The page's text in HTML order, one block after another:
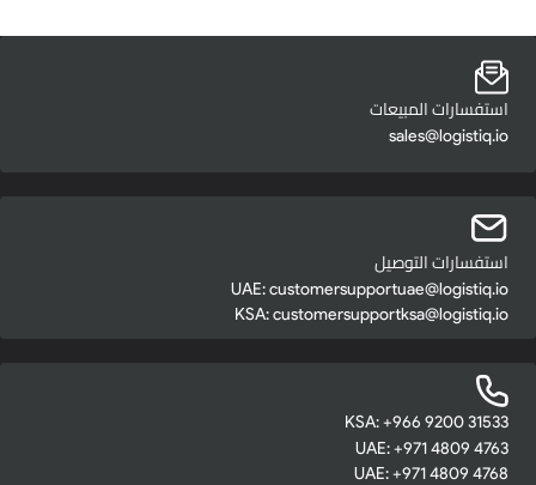
استفسارات المبيعات
sales@logistiq.io
استفسارات التوصيل
UAE:customersupportuae@logistiq.io
KSA:customersupportksa@logistiq.io
KSA: +966 9200 31533
UAE: +971 4809 4763
UAE: +971 4809 4768